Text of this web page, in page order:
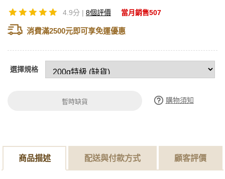
4.9分 | 8個評價 當月銷售507
消費滿2500元即可享免運優惠
選擇規格
暫時缺貨 購物須知
商品描述 配送與付款方式 顧客評價